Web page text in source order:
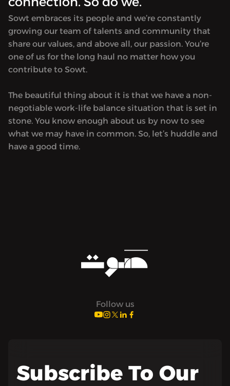
Sowt embraces its people and we’re constantly
growing our team of talents and community that
share our values, and above all, our passion. You’re
one of us for the long haul no matter how you
contribute to Sowt.
The beautiful thing about it is that we have a non-
negotiable work-life balance situation that is set in
stone. You know enough about us by now to see
what we may have in common. So, let’s huddle and
have a good time.
Follow us
Subscribe To Our